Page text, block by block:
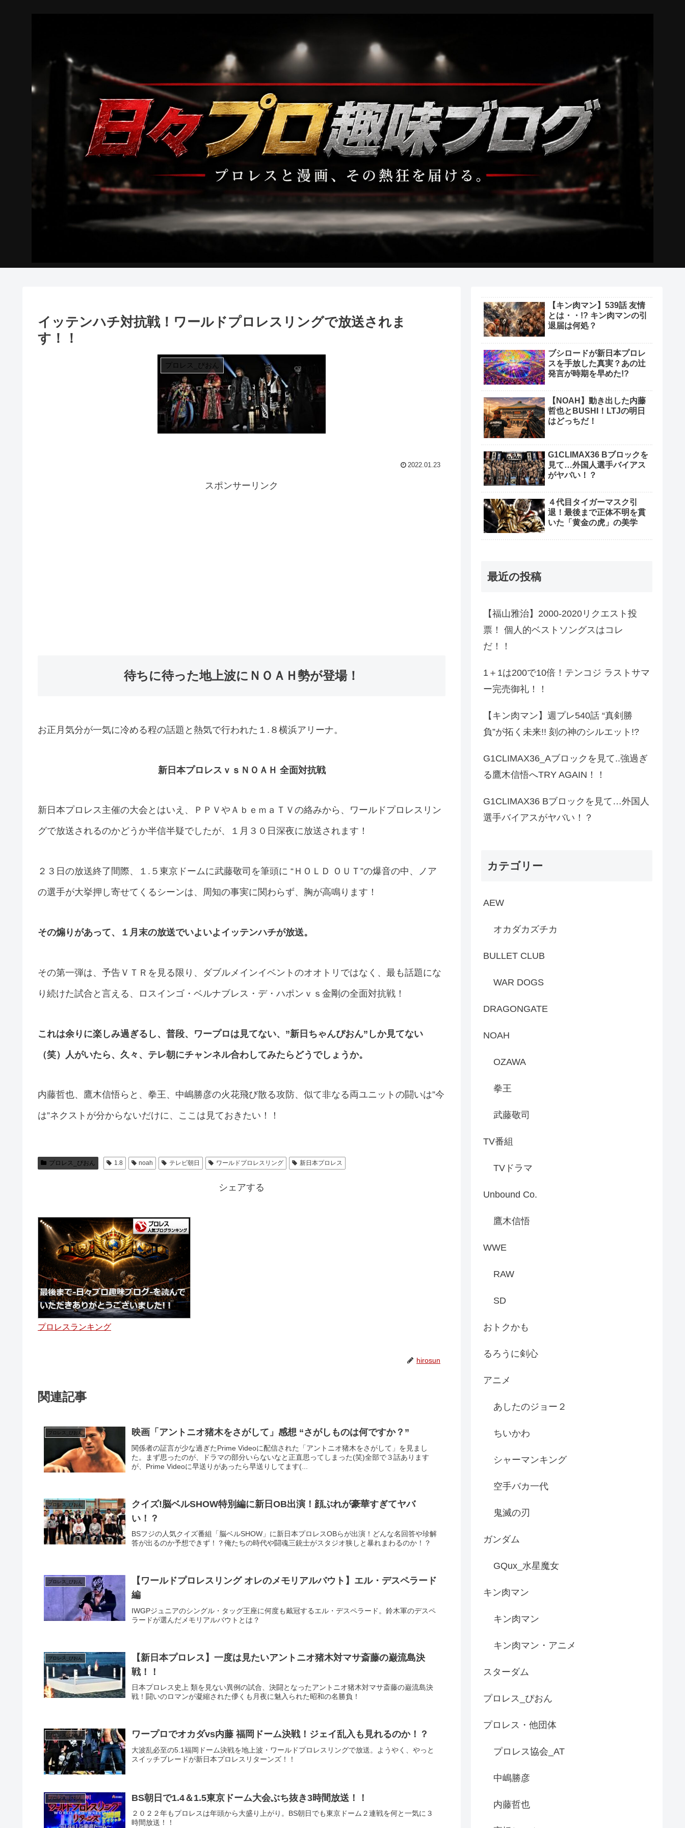
イッテンハチ対抗戦！ワールドプロレスリングで放送されま
す！！
プロレス_ぴおん
2022.01.23
スポンサーリンク
待ちに待った地上波にＮＯＡＨ勢が登場！
お正月気分が一気に冷める程の話題と熱気で行われた１.８横浜アリーナ。
新日本プロレスｖｓＮＯＡＨ 全面対抗戦
新日本プロレス主催の大会とはいえ、ＰＰＶやＡｂｅｍａＴＶの絡みから、ワールドプロレスリン
グで放送されるのかどうか半信半疑でしたが、１月３０日深夜に放送されます！
２３日の放送終了間際、１.５東京ドームに武藤敬司を筆頭に “ＨＯＬＤ ＯＵＴ”の爆音の中、ノア
の選手が大挙押し寄せてくるシーンは、周知の事実に関わらず、胸が高鳴ります！
その煽りがあって、１月末の放送でいよいよイッテンハチが放送。
その第一弾は、予告ＶＴＲを見る限り、ダブルメインイベントのオオトリではなく、最も話題にな
り続けた試合と言える、ロスインゴ・ベルナブレス・デ・ハポンｖｓ金剛の全面対抗戦！
これは余りに楽しみ過ぎるし、普段、ワープロは見てない、”新日ちゃんぴおん”しか見てない
（笑）人がいたら、久々、テレ朝にチャンネル合わしてみたらどうでしょうか。
内藤哲也、鷹木信悟らと、拳王、中嶋勝彦の火花飛び散る攻防、似て非なる両ユニットの闘いは”今
は”ネクストが分からないだけに、ここは見ておきたい！！
プロレス_ぴおん 1.8 noah テレビ朝日 ワールドプロレスリング 新日本プロレス
シェアする
プロレスランキング
hirosun
関連記事
プロレス_ぴおん 映画「アントニオ猪木をさがして」感想 “さがしものは何ですか？”
関係者の証言が少な過ぎたPrime Videoに配信された「アントニオ猪木をさがして」を見まし
た。まず思ったのが、ドラマの部分いらないなと正直思ってしまった(笑)全部で３話あります
が、Prime Videoに早送りがあったら早送りしてます(...
プロレス_ぴおん
クイズ!脳ベルSHOW特別編に新日OB出演！顔ぶれが豪華すぎてヤバ
い！？
BSフジの人気クイズ番組「脳ベルSHOW」に新日本プロレスOBらが出演！どんな名回答や珍解
答が出るのか予想できず！？俺たちの時代や闘魂三銃士がスタジオ狭しと暴れまわるのか！？
プロレス_ぴおん
【ワールドプロレスリング オレのメモリアルバウト】エル・デスペラード
編
IWGPジュニアのシングル・タッグ王座に何度も戴冠するエル・デスペラード。鈴木軍のデスペ
ラードが選んだメモリアルバウトとは？
プロレス_ぴおん
【新日本プロレス】一度は見たいアントニオ猪木対マサ斎藤の巌流島決
戦！！
日本プロレス史上 類を見ない異例の試合、決闘となったアントニオ猪木対マサ斎藤の巌流島決
戦！闘いのロマンが凝縮された儚くも月夜に魅入られた昭和の名勝負！
プロレス_ぴおん ワープロでオカダvs内藤 福岡ドーム決戦！ジェイ乱入も見れるのか！？
大波乱必至の5.1福岡ドーム決戦を地上波・ワールドプロレスリングで放送。ようやく、やっと
スイッチブレードが新日本プロレスリターンズ！！
プロレス_ぴおん BS朝日で1.4＆1.5東京ドーム大会ぶち抜き3時間放送！！
２０２２年もプロレスは年頭から大盛り上がり。BS朝日でも東京ドーム２連戦を何と一気に３
時間放送！！
【キン肉マン】539話 友情
とは・・!? キン肉マンの引
退届は何処？
ブシロードが新日本プロレ
スを手放した真実？あの辻
発言が時期を早めた!?
【NOAH】動き出した内藤
哲也とBUSHI！LTJの明日
はどっちだ！
G1CLIMAX36 Bブロックを
見て…外国人選手バイアス
がヤバい！？
４代目タイガーマスク引
退！最後まで正体不明を貫
いた「黄金の虎」の美学
最近の投稿
【福山雅治】2000-2020リクエスト投
票！ 個人的ベストソングスはコレ
だ！！
1＋1は200で10倍！テンコジ ラストサマ
ー完売御礼！！
【キン肉マン】週プレ540話 “真剣勝
負”が拓く未来!! 刻の神のシルエット!?
G1CLIMAX36_Aブロックを見て..強過ぎ
る鷹木信悟へTRY AGAIN！！
G1CLIMAX36 Bブロックを見て…外国人
選手バイアスがヤバい！？
カテゴリー
AEW
オカダカズチカ
BULLET CLUB
WAR DOGS
DRAGONGATE
NOAH
OZAWA
拳王
武藤敬司
TV番組
TVドラマ
Unbound Co.
鷹木信悟
WWE
RAW
SD
おトクかも
るろうに剣心
アニメ
あしたのジョー２
ちいかわ
シャーマンキング
空手バカ一代
鬼滅の刃
ガンダム
GQux_水星魔女
キン肉マン
キン肉マン
キン肉マン・アニメ
スターダム
プロレス_ぴおん
プロレス・他団体
プロレス協会_AT
中嶋勝彦
内藤哲也